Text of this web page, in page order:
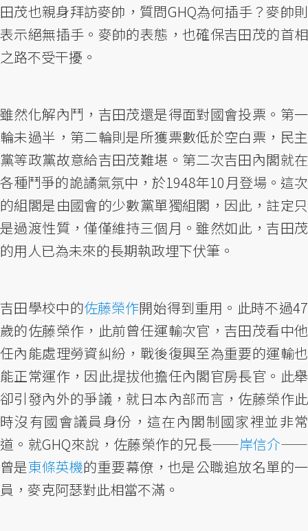
田茂也親身拜訪麥帥，質問GHQ為何插手？麥帥則
表示絕無插手。麥帥的表態，也確保吉田茂的首相
之路不受干擾。
雖然化解內鬥，吉田茂還是得面對國會投票。第一
輪未過半，第二輪則是所獲票數低於空白票，民主
黨等政黨故意給吉田茂難堪。第二次吉田內閣就在
各種鬥爭的詭譎氣氛中，於1948年10月登場。這次
的組閣是由國會的少數黨單獨組閣，因此，註定只
是過渡性質，僅僅維持三個月。雖然如此，吉田茂
的用人已為未來的長期執政埋下伏筆。
吉田學校中的佐藤榮作開始得到重用。此時不過47
歲的佐藤榮作，此前曾任運輸次官，吉田茂看中他
任內能處理勞資糾紛，戰後復興至為重要的運輸也
能正常運作，因此提拔他擔任內閣官房長官。此舉
卻引發內外的爭議，就日本內部而言，佐藤榮作此
時沒有國會議員身份，這在內閣制國家裡並非常
道。就GHQ來說，佐藤榮作的兄長——岸信介——
曾是東條英機的重要幕僚，也是公職追放名單的一
員，麥克阿瑟對此相當不滿。